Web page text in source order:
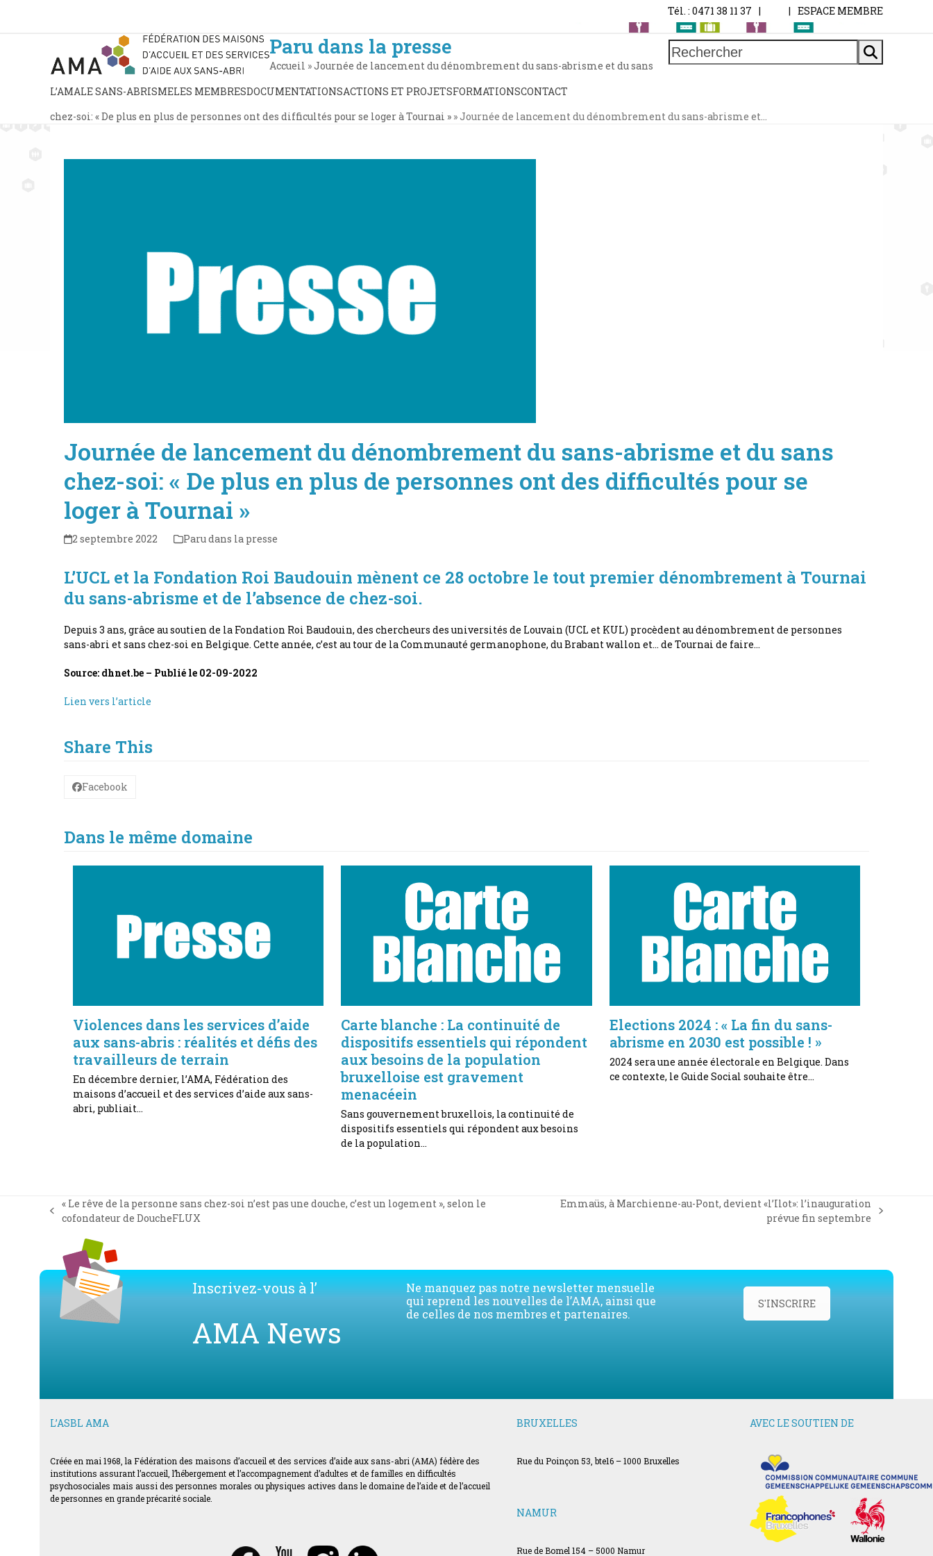
Tél. : 0471 38 11 37 | | ESPACE MEMBRE
Rechercher
L’AMALE SANS-ABRISMELES MEMBRESDOCUMENTATIONSACTIONS ET PROJETSFORMATIONSCONTACT
Paru dans la presse
Accueil »Journée de lancement du dénombrement du sans-abrisme et du sans
chez-soi: « De plus en plus de personnes ont des difficultés pour se loger à Tournai » »Journée de lancement du dénombrement du sans-abrisme et…
Journée de lancement du dénombrement du sans-abrisme et du sans
chez-soi: « De plus en plus de personnes ont des difficultés pour se
loger à Tournai »
2 septembre 2022 Paru dans la presse
L’UCL et la Fondation Roi Baudouin mènent ce 28 octobre le tout premier dénombrement à Tournai
du sans-abrisme et de l’absence de chez-soi.
Depuis 3 ans, grâce au soutien de la Fondation Roi Baudouin, des chercheurs des universités de Louvain (UCL et KUL) procèdent au dénombrement de personnes
sans-abri et sans chez-soi en Belgique. Cette année, c’est au tour de la Communauté germanophone, du Brabant wallon et… de Tournai de faire…
Source: dhnet.be – Publié le 02-09-2022
Lien vers l’article
Share This
Facebook
Dans le même domaine
Violences dans les services d’aide
aux sans-abris : réalités et défis des
travailleurs de terrain
En décembre dernier, l’AMA, Fédération des
maisons d’accueil et des services d’aide aux sans-
abri, publiait…
Carte blanche : La continuité de
dispositifs essentiels qui répondent
aux besoins de la population
bruxelloise est gravement
menacéein
Sans gouvernement bruxellois, la continuité de
dispositifs essentiels qui répondent aux besoins
de la population…
Elections 2024 : « La fin du sans-
abrisme en 2030 est possible ! »
2024 sera une année électorale en Belgique. Dans
ce contexte, le Guide Social souhaite être…
previous
« Le rêve de la personne sans chez-soi n’est pas une douche, c’est un logement », selon le
cofondateur de DoucheFLUX
Emmaüs, à Marchienne-au-Pont, devient «l’Ilot»: l’inauguration
prévue fin septembre
Inscrivez-vous à l’
AMA News
Ne manquez pas notre newsletter mensuelle
qui reprend les nouvelles de l’AMA, ainsi que
de celles de nos membres et partenaires.
S'INSCRIRE
L’ASBL AMA
Créée en mai 1968, la Fédération des maisons d’accueil et des services d’aide aux sans-abri (AMA) fédère des
institutions assurant l’accueil, l’hébergement et l’accompagnement d’adultes et de familles en difficultés
psychosociales mais aussi des personnes morales ou physiques actives dans le domaine de l’aide et de l’accueil
de personnes en grande précarité sociale.
BRUXELLES
Rue du Poinçon 53, bte16 – 1000 Bruxelles
NAMUR
Rue de Bomel 154 – 5000 Namur
AVEC LE SOUTIEN DE